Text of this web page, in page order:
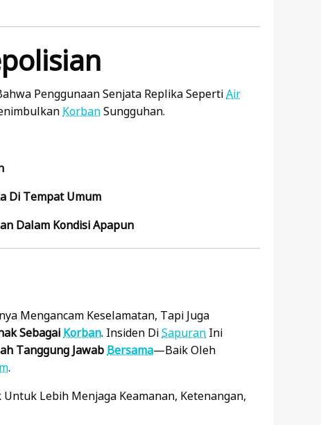
Penggunaan Senjata Replika SepertiAir
KorbanSungguhan.
Di Tempat Umum
Dalam Kondisi Apapun
Mengancam Keselamatan, Tapi Juga
Sebagai Korban. Insiden DiSapuran Ini
Tanggung Jawab Bersama—baik Oleh
.
Lebih Menjaga Keamanan, Ketenangan,